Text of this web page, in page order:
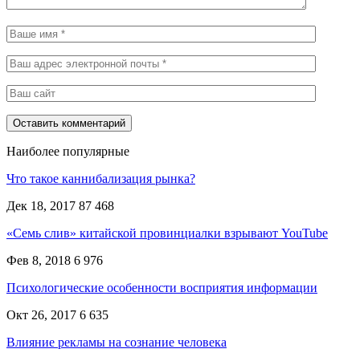
Наиболее популярные
Что такое каннибализация рынка?
Дек 18, 2017 87 468
«Семь слив» китайской провинциалки взрывают YouTube
Фев 8, 2018 6 976
Психологические особенности восприятия информации
Окт 26, 2017 6 635
Влияние рекламы на сознание человека